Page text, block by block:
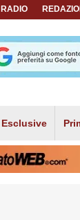
Esclusive